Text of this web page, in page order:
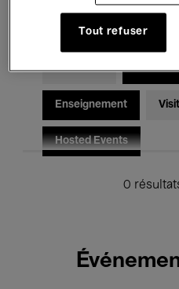
Musique électronique
Pour tous Kids’
Enseignement
Hosted Events
0
Tout refuser